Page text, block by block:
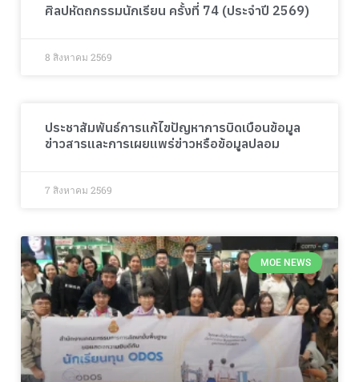
ศิลปหัตถกรรมนักเรียน ครั้งที่ 74 (ประจำปี 2569)
8 สิงหาคม 2569
ประชาสัมพันธ์การแก้ไขปัญหาการบิดเบือนข้อมูล
ข่าวสารและการเผยแพร่ข่าวหรือข้อมูลปลอม
7 สิงหาคม 2569
MOE NEWS